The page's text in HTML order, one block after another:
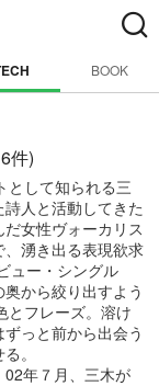
BOOK
件)
として知られる三
人と活動してきた
女性ヴォーカリス
湧き出る表現欲求
ュー・シングル
から絞り出すよう
とフレーズ。溶け
っと前から出会う
。
年７月、三木が